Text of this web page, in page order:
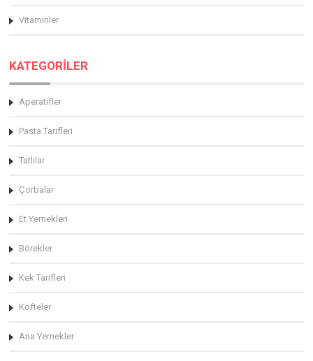
Vitaminler
KATEGORİLER
Aperatifler
Pasta Tarifleri
Tatlılar
Çorbalar
Et Yemekleri
Börekler
Kek Tarifleri
Köfteler
Ana Yemekler